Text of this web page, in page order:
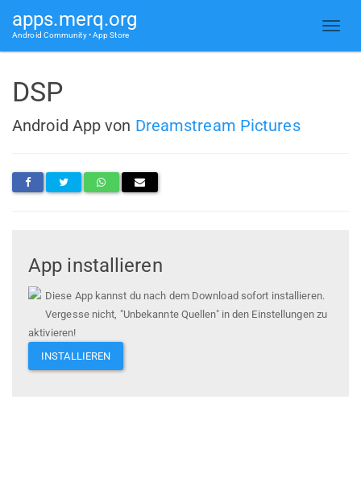
apps.merq.org
Android Community • App Store
DSP
Android App von Dreamstream Pictures
App installieren
Diese App kannst du nach dem Download sofort installieren.
Vergesse nicht, "Unbekannte Quellen" in den Einstellungen zu
aktivieren!
INSTALLIEREN